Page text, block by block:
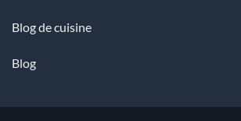
Blog de cuisine
Blog